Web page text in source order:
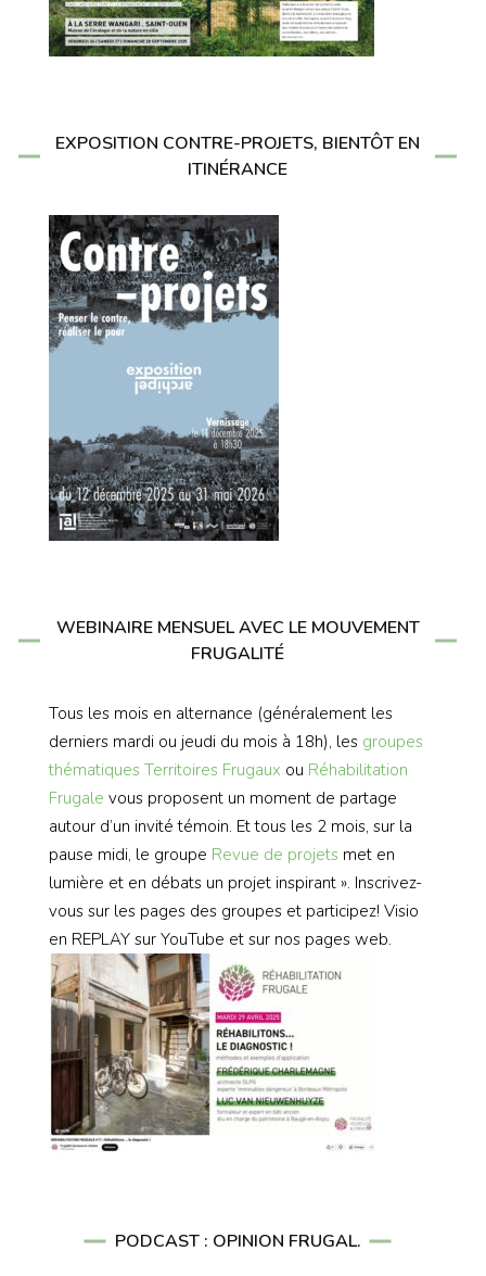
EXPOSITION CONTRE-PROJETS, BIENTÔT EN
ITINÉRANCE
WEBINAIRE MENSUEL AVEC LE MOUVEMENT
FRUGALITÉ
Tous les mois en alternance (généralement les
derniers mardi ou jeudi du mois à 18h), les groupes
thématiques Territoires Frugaux ou Réhabilitation
Frugale vous proposent un moment de partage
autour d’un invité témoin. Et tous les 2 mois, sur la
pause midi, le groupe Revue de projets met en
lumière et en débats un projet inspirant ». Inscrivez-
vous sur les pages des groupes et participez! Visio
en REPLAY sur YouTube et sur nos pages web.
PODCAST : OPINION FRUGAL.